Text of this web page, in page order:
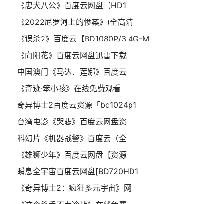
《忠犬八公》百度云网盘（HD1
《2022尼罗河上的惨案》(全高清
《误杀2》百度云【BD1080P/3.4G-M
《向阳花》百度云网盘迅雷下载
中国澳门《马达．莲娜》百度云
《奇迹·笨小孩》在线免费观看
奇异博士2百度云资源「bd1024p1
台湾电影《哭悲》百度云网盘资
科幻片《机器战警》百度云（全
《雄狮少年》百度云网盘【资源
瞬息全宇宙百度云网盘[BD720HD1
《奇异博士2：疯狂多元宇宙》网